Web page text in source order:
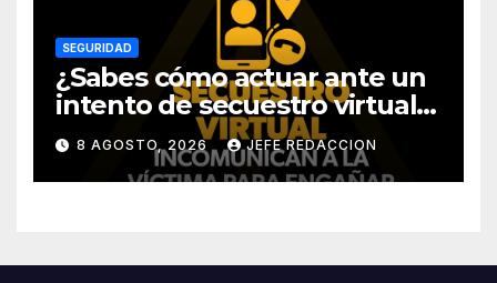
SEGURIDAD
¿Sabes cómo actuar ante un
intento de secuestro virtual?
La SSP te guía para evitarlo
8 AGOSTO, 2026 JEFE REDACCION